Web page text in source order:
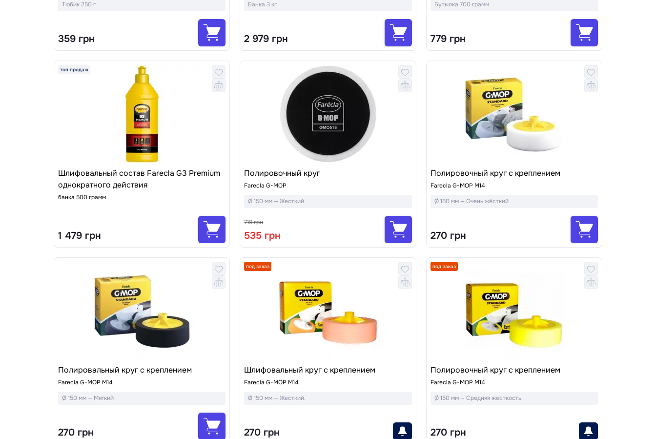
Тюбик 250 г
359 грн
Банка 3 кг
2 979 грн
Бутылка 700 грамм
779 грн
топ продаж
Шлифовальный состав Farecla G3 Premium
однократного действия
банка 500 грамм
1 479 грн
Полировочный круг
Farecla G-MOP
Ø 150 мм — Жесткий
719 грн
535 грн
Полировочный круг с креплением
Farecla G-MOP M14
Ø 150 мм — Очень жёсткий
270 грн
Полировальный круг с креплением
Farecla G-MOP M14
Ø 150 мм — Мягкий
270 грн
под заказ
Шлифовальный круг с креплением
Farecla G-MOP M14
Ø 150 мм — Жесткий.
270 грн
под заказ
Полировочный круг с креплением
Farecla G-MOP M14
Ø 150 мм — Средняя жесткость
270 грн